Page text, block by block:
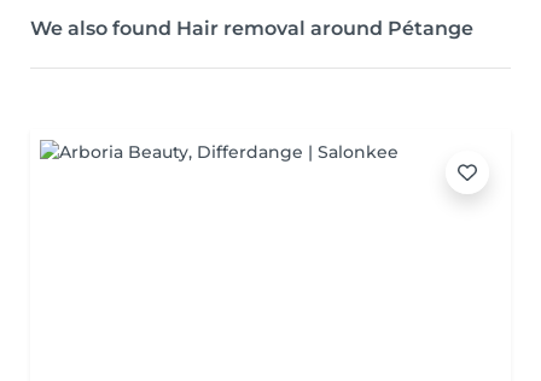
We also found Hair removal around Pétange